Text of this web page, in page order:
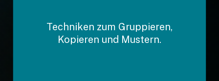
Techniken zum Gruppieren,
Kopieren und Mustern.
Präzises Messen direkt im
3D-Modell.